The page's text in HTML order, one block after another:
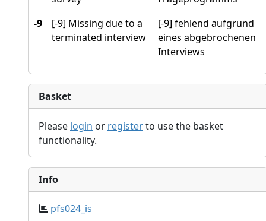
-9
[-9] Missing due to a
terminated interview
[-9] fehlend aufgrund
eines abgebrochenen
Interviews
Basket
Please login or registerto use the basket
functionality.
Info
pfs024_is